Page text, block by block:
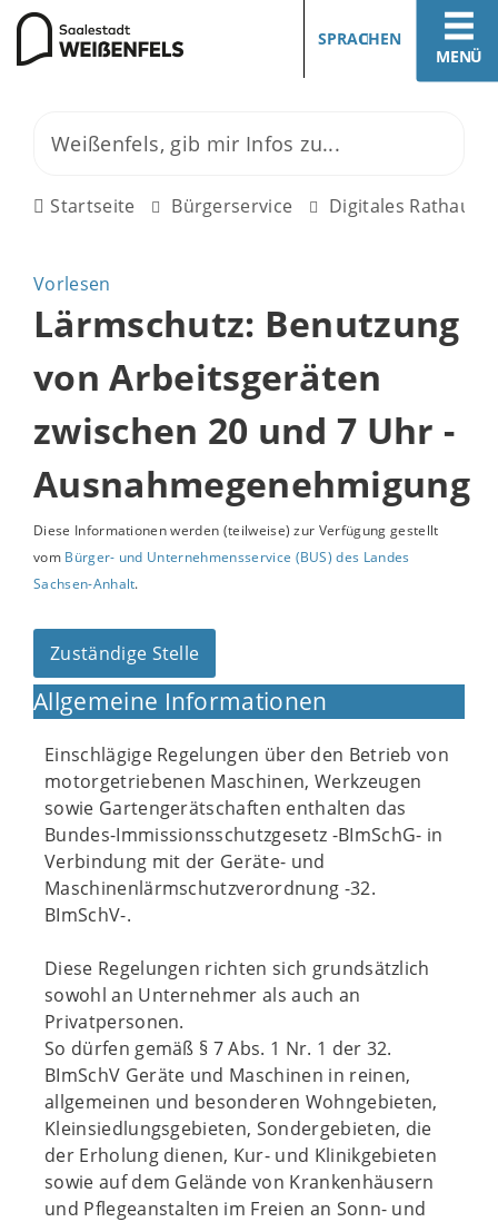
MENÜ
SPRACHEN
Startseite Bürgerservice Digitales Rathaus
Vorlesen
Lärmschutz: Benutzung
von Arbeitsgeräten
zwischen 20 und 7 Uhr -
Ausnahmegenehmigung
Diese Informationen werden (teilweise) zur Verfügung gestellt
vom Bürger- und Unternehmensservice (BUS) des Landes
Sachsen-Anhalt.
Zuständige Stelle
Allgemeine Informationen
Einschlägige Regelungen über den Betrieb von
motorgetriebenen Maschinen, Werkzeugen
sowie Gartengerätschaften enthalten das
Bundes-Immissionsschutzgesetz -BImSchG- in
Verbindung mit der Geräte- und
Maschinenlärmschutzverordnung -32.
BImSchV-.
Diese Regelungen richten sich grundsätzlich
sowohl an Unternehmer als auch an
Privatpersonen.
So dürfen gemäß § 7 Abs. 1 Nr. 1 der 32.
BImSchV Geräte und Maschinen in reinen,
allgemeinen und besonderen Wohngebieten,
Kleinsiedlungsgebieten, Sondergebieten, die
der Erholung dienen, Kur- und Klinikgebieten
sowie auf dem Gelände von Krankenhäusern
und Pflegeanstalten im Freien an Sonn- und